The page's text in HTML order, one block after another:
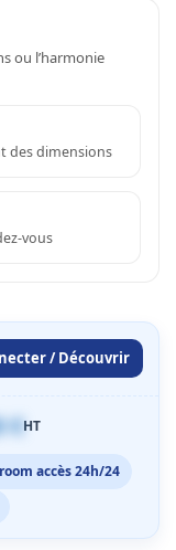
ou l’harmonie
des dimensions
vous
/ Découvrir
€HT
accès 24h/24